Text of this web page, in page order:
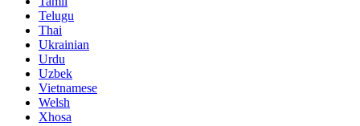
Telugu
Thai
Ukrainian
Urdu
Uzbek
Vietnamese
Welsh
Xhosa